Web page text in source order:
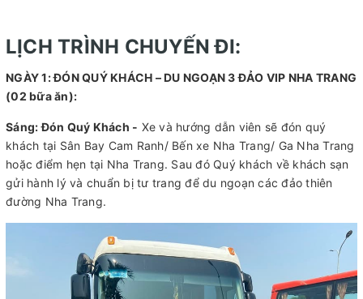
LỊCH TRÌNH CHUYẾN ĐI:
NGÀY 1: ĐÓN QUÝ KHÁCH – DU NGOẠN 3 ĐẢO VIP NHA TRANG
(02 bữa ăn):
Sáng: Đón Quý Khách - Xe và hướng dẫn viên sẽ đón quý
khách tại Sân Bay Cam Ranh/ Bến xe Nha Trang/ Ga Nha Trang
hoặc điểm hẹn tại Nha Trang. Sau đó Quý khách về khách sạn
gửi hành lý và chuẩn bị tư trang để du ngoạn các đảo thiên
đường Nha Trang.